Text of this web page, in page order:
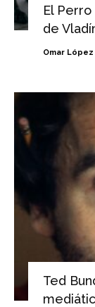
El
de
Omar
Ted